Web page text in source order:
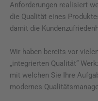
Anforderungen realisiert
die Qualität eines
damit die
Wir haben bereits vor
„integrierten Qualität“
mit welchen Sie Ihre
modernes